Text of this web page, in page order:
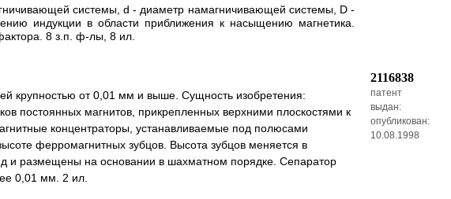
системы, d - диаметр намагничивающей системы, D -
индукции в области приближения к насыщению магнетика.
8 з.п. ф-лы, 8 ил.
крупностью от 0,01 мм и выше. Сущность изобретения:
постоянных магнитов, прикрепленных верхними плоскостями к
концентраторы, устанавливаемые под полюсами
ферромагнитных зубцов. Высота зубцов меняется в
и размещены на основании в шахматном порядке. Сепаратор
0,01 мм. 2 ил.
2116838
патент
выдан:
опубликован:
10.08.1998